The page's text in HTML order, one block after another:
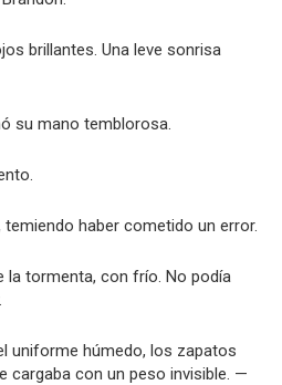
brillantes. Una leve sonrisa
su mano temblorosa.
haber cometido un error.
la tormenta, con frío. No podía
uniforme húmedo, los zapatos
cargaba con un peso invisible. —